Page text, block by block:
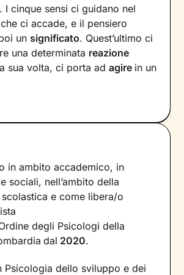
. I cinque sensi ci guidano nel
ci accade, e il pensiero
un significato. Quest’ultimo ci
una determinata reazione
sua volta, ci porta adagire in un
tempo possono crearsi circoli
viziosi, che ci allontanano dal
persona che vorremmo
su pensieri e
in modo da innescare un
positivo.
andremo prima di tutto a
gli elementi che
degli eventi della
acquisita questa
in ambito accademico, in
sociali, nell’ambito della
e come libera/o
degli Psicologi della
dal 2020.
Psicologia dello sviluppo e dei